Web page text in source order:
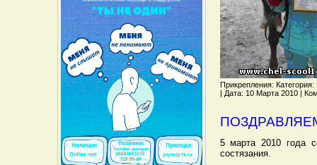
Прикрепления:
| Дата: 10 Марта 2010 |
5 марта 2010 года
состязания.